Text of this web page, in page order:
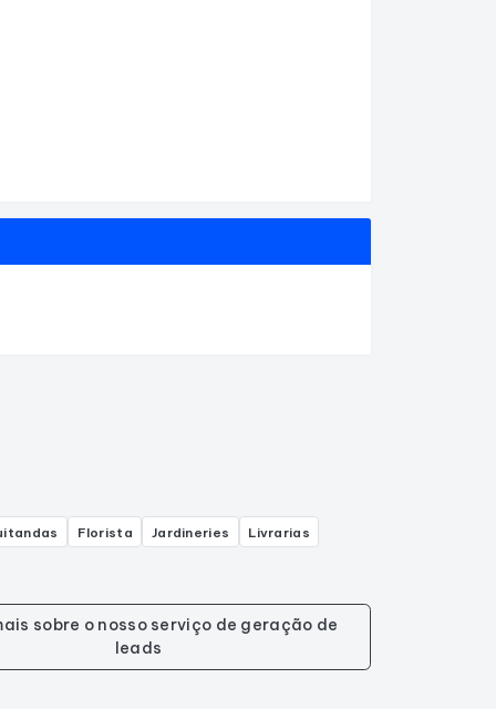
Florista Jardineries
Livrarias
sobre o nosso serviço de geração de
leads